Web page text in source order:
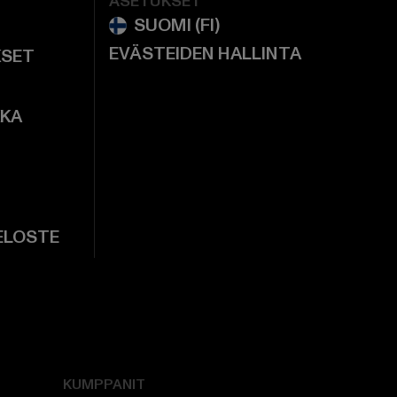
EVÄSTEIDEN HALLINTA
KUMPPANIT